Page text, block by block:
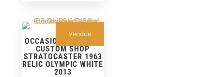
Vendue
OCCASION – FENDER
CUSTOM SHOP
STRATOCASTER 1963
RELIC OLYMPIC WHITE
2013